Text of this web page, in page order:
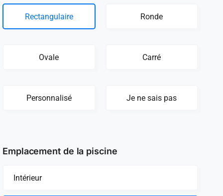
Rectangulaire Ronde
Ovale Carré
Personnalisé Je ne sais pas
Emplacement de la piscine
Intérieur